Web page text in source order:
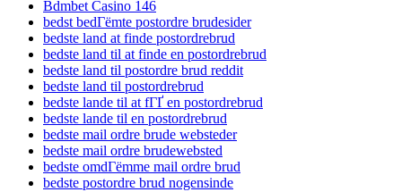
Bdmbet Casino 146
bedst bedГёmte postordre brudesider
bedste land at finde postordrebrud
bedste land til at finde en postordrebrud
bedste land til postordre brud reddit
bedste land til postordrebrud
bedste lande til at fГҐ en postordrebrud
bedste lande til en postordrebrud
bedste mail ordre brude websteder
bedste mail ordre brudewebsted
bedste omdГёmme mail ordre brud
bedste postordre brud nogensinde